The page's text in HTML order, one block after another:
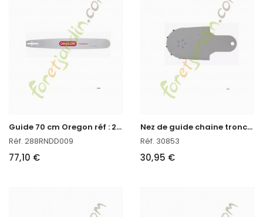
G
uide 70 cm Oregon réf : 288RNDD009 en stock
Réf. 288RNDD009
77,10 €
N
ez de guide chaine tronconneuse 30853
Réf. 30853
30,95 €